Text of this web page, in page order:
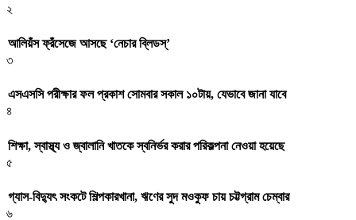
২
আলিয়ঁস ফ্রঁসেজে আসছে ‘নেচার ব্লিডস্’
৩
এসএসসি পরীক্ষার ফল প্রকাশ সোমবার সকাল ১০টায়, যেভাবে জানা যাবে
৪
শিক্ষা, স্বাস্থ্য ও জ্বালানি খাতকে স্বনির্ভর করার পরিকল্পনা নেওয়া হয়েছে
৫
গ্যাস-বিদ্যুৎ সংকটে শিল্পকারখানা, ঋণের সুদ মওকুফ চায় চট্টগ্রাম চেম্বার
৬